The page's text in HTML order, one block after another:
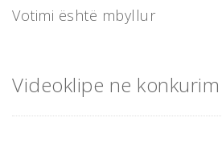
Votimi është mbyllur
Videoklipe ne konkurim